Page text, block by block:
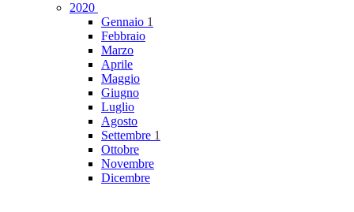
2020
Gennaio 1
Febbraio
Marzo
Aprile
Maggio
Giugno
Luglio
Agosto
Settembre 1
Ottobre
Novembre
Dicembre